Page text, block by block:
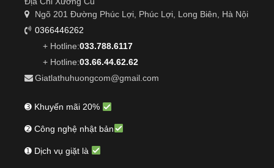
Ngõ 201 Đường Phúc Lợi, Phúc Lợi, Long Biên, Hà Nội
0366446262
+ Hotline:033.788.6117
+ Hotline:03.66.44.62.62
Giatlathuhuongcom@gmail.com
➌ Khuyến mãi 20%
➋ Công nghệ nhật bản
➊ Dịch vụ giặt là